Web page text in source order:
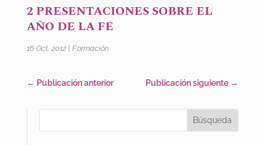
2 PRESENTACIONES SOBRE EL
AÑO DE LA FE
16 Oct, 2012| Formación
← Publicación anterior Publicación siguiente →